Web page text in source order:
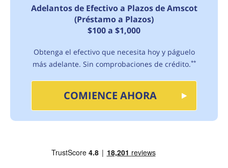
Adelantos de Efectivo a Plazos de Amscot
(Préstamo a Plazos)
$100 a $1,000
Obtenga el efectivo que necesita hoy y páguelo
más adelante. Sin comprobaciones de crédito.**
COMIENCE AHORA